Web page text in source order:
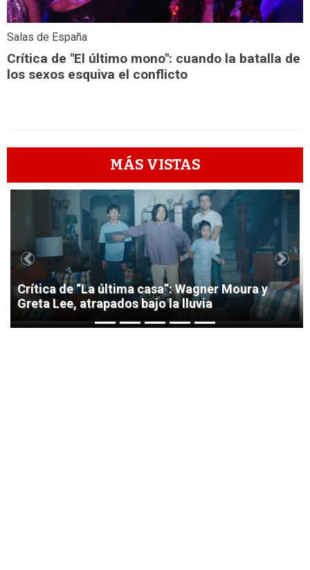
Salas de España
Crítica de "El último mono": cuando la batalla de
los sexos esquiva el conflicto
MÁS VISTAS
1
Crítica de “La última casa”: Wagner Moura y
Greta Lee, atrapados bajo la lluvia
Previous Next